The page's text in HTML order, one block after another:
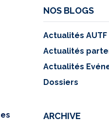
NOS BLOGS
Actualités AUTF
Actualités
Actualités
Dossiers
ARCHIVE